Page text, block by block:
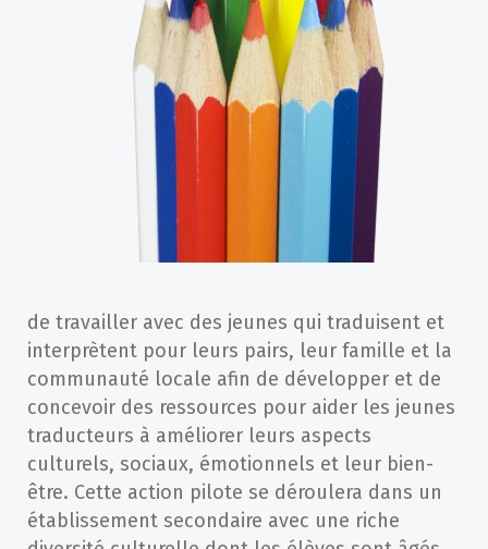
de travailler avec des jeunes qui traduisent et
interprètent pour leurs pairs, leur famille et la
communauté locale afin de développer et de
concevoir des ressources pour aider les jeunes
traducteurs à améliorer leurs aspects
culturels, sociaux, émotionnels et leur bien-
être. Cette action pilote se déroulera dans un
établissement secondaire avec une riche